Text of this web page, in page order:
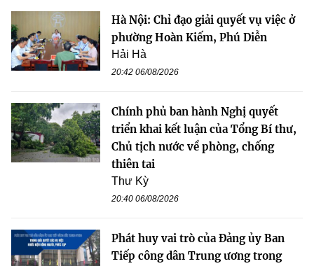
Hà Nội: Chỉ đạo giải quyết vụ việc ở
phường Hoàn Kiếm, Phú Diễn
Hải Hà
20:42 06/08/2026
Chính phủ ban hành Nghị quyết
triển khai kết luận của Tổng Bí thư,
Chủ tịch nước về phòng, chống
thiên tai
Thư Kỳ
20:40 06/08/2026
Phát huy vai trò của Đảng ủy Ban
Tiếp công dân Trung ương trong